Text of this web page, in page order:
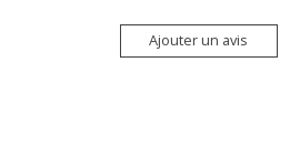
Ajouter un avis